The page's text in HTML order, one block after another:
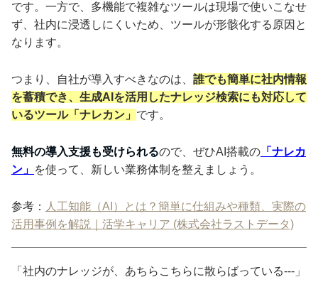
です。一方で、多機能で複雑なツールは現場で使いこなせ
ず、社内に浸透しにくいため、ツールが形骸化する原因と
なります。
つまり、自社が導入すべきなのは、 誰でも簡単に社内情報
を蓄積でき、生成AIを活用したナレッジ検索にも対応して
いるツール「ナレカン」 です。
無料の導入支援も受けられるので、ぜひAI搭載の 「ナレカ
ン」 を使って、新しい業務体制を整えましょう。
参考： 人工知能（AI）とは？簡単に仕組みや種類、実際の
活用事例を解説｜ 活学キャリア (株式会社ラストデータ)
「社内のナレッジが、あちらこちらに散らばっている---」